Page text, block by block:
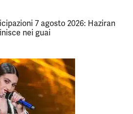
7 agosto 2026: Haziran
nei guai